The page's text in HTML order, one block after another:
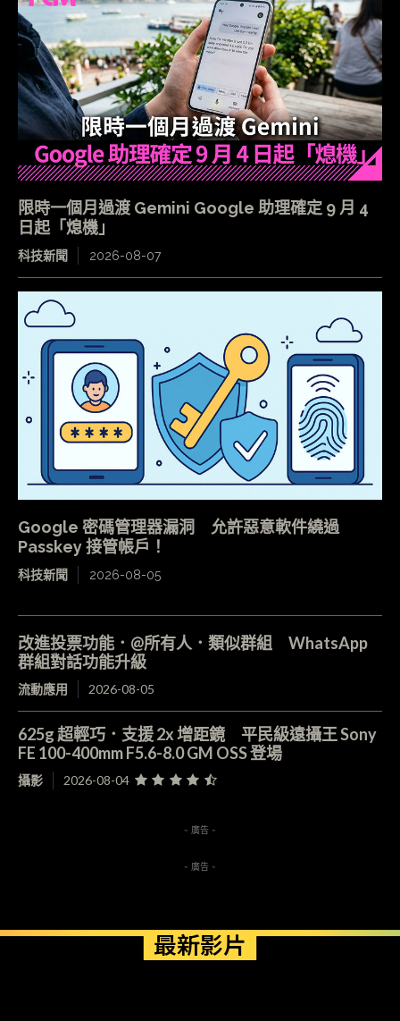
限時一個月過渡 Gemini Google 助理確定 9 月 4
日起「熄機」
科技新聞 2026-08-07
Google 密碼管理器漏洞 允許惡意軟件繞過
Passkey 接管帳戶！
科技新聞 2026-08-05
改進投票功能．@所有人．類似群組 WhatsApp
群組對話功能升級
流動應用 2026-08-05
625g 超輕巧．支援 2x 增距鏡 平民級遠攝王 Sony
FE 100-400mm F5.6-8.0 GM OSS 登場
攝影 2026-08-04
- 廣告 -
- 廣告 -
最新影片